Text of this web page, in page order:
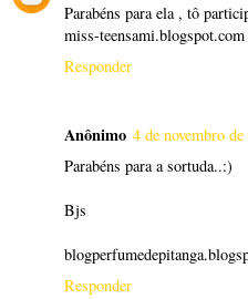
Parabéns para ela , tô
miss-teensami.blogspot.com
Responder
Anônimo 4 de novembro
Parabéns para a sortuda..:)
Bjs
Responder